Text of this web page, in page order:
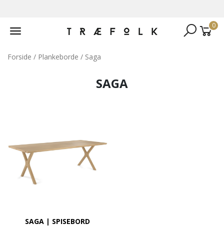
Toggle
0
Forside / Plankeborde / Saga
SAGA
SAGA | SPISEBORD